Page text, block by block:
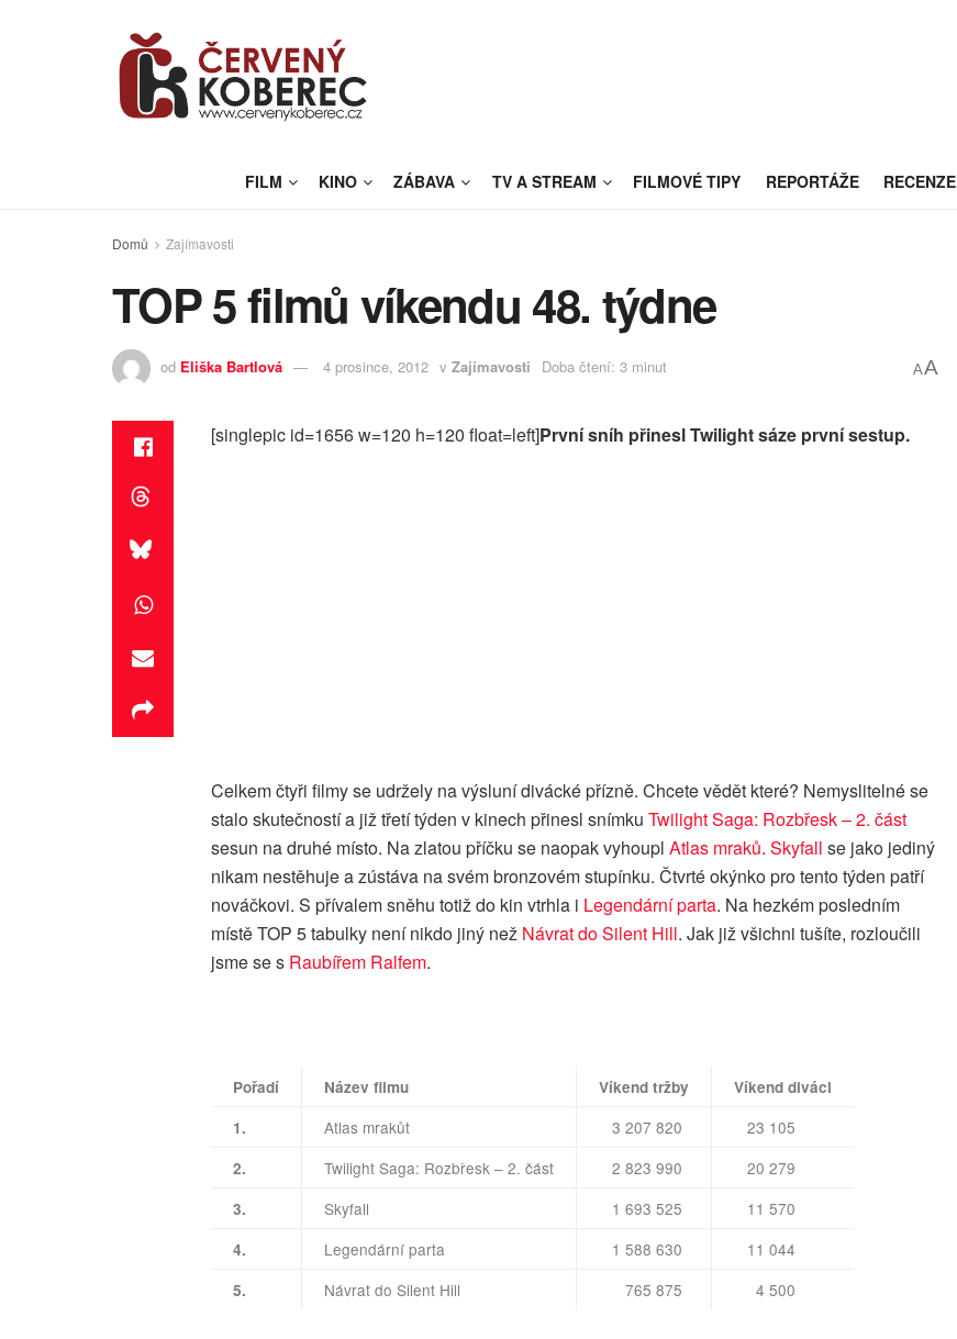
FILM KINO ZÁBAVA TV A STREAM FILMOVÉ TIPY REPORTÁŽE RECENZE
Domů Zajímavosti
TOP 5 filmů víkendu 48. týdne
od Eliška Bartlová 4 prosince, 2012 v Zajímavosti Doba čtení: 3 minut AA
[singlepic id=1656 w=120 h=120 float=left]První sníh přinesl Twilight sáze první sestup.
Celkem čtyři filmy se udržely na výsluní divácké přízně. Chcete vědět které? Nemyslitelné se
stalo skutečností a již třetí týden v kinech přinesl snímku Twilight Saga: Rozbřesk – 2. část
sesun na druhé místo. Na zlatou příčku se naopak vyhoupl Atlas mraků. Skyfall se jako jediný
nikam nestěhuje a zústáva na svém bronzovém stupínku. Čtvrté okýnko pro tento týden patří
nováčkovi. S přívalem sněhu totiž do kin vtrhla i Legendární parta. Na hezkém posledním
místě TOP 5 tabulky není nikdo jiný než Návrat do Silent Hill. Jak již všichni tušíte, rozloučili
jsme se s Raubířem Ralfem.
Pořadí Název filmu Víkend tržby
Víkend diváci
1.
Atlas mrakůt 3 207 820 23 105
2. Twilight Saga: Rozbřesk – 2. část 2 823 990 20 279
3. Skyfall 1 693 525 11 570
4. Legendární parta 1 588 630 11 044
5. Návrat do Silent Hill 765 875 4 500